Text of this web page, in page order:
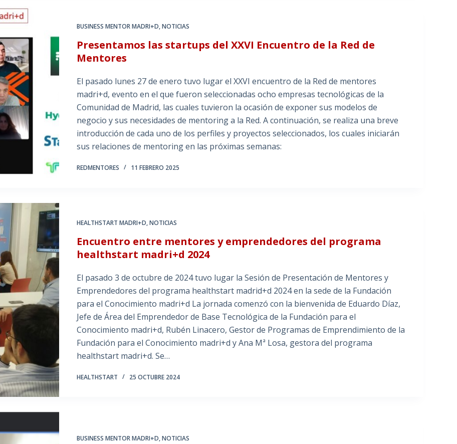
BUSINESS MENTOR MADRI+D,NOTICIAS
Presentamos las startups del XXVI Encuentro de la Red de
Mentores
El pasado lunes 27 de enero tuvo lugar el XXVI encuentro de la Red de mentores
madri+d, evento en el que fueron seleccionadas ocho empresas tecnológicas de la
Comunidad de Madrid, las cuales tuvieron la ocasión de exponer sus modelos de
negocio y sus necesidades de mentoring a la Red. A continuación, se realiza una breve
introducción de cada uno de los perfiles y proyectos seleccionados, los cuales iniciarán
sus relaciones de mentoring en las próximas semanas:
REDMENTORES 11 FEBRERO 2025
HEALTHSTART MADRI+D,NOTICIAS
Encuentro entre mentores y emprendedores del programa
healthstart madri+d 2024
El pasado 3 de octubre de 2024 tuvo lugar la Sesión de Presentación de Mentores y
Emprendedores del programa healthstart madrid+d 2024 en la sede de la Fundación
para el Conocimiento madri+d La jornada comenzó con la bienvenida de Eduardo Díaz,
Jefe de Área del Emprendedor de Base Tecnológica de la Fundación para el
Conocimiento madri+d, Rubén Linacero, Gestor de Programas de Emprendimiento de la
Fundación para el Conocimiento madri+d y Ana Mª Losa, gestora del programa
healthstart madri+d. Se…
HEALTHSTART 25 OCTUBRE 2024
BUSINESS MENTOR MADRI+D,NOTICIAS